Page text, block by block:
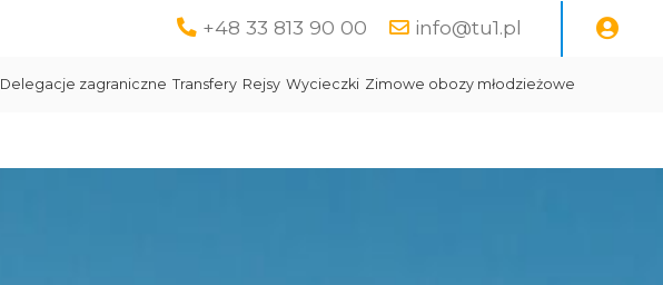
+48 33 813 90 00 info@tu1.pl
Delegacje zagraniczne Transfery Rejsy Wycieczki Zimowe obozy młodzieżowe